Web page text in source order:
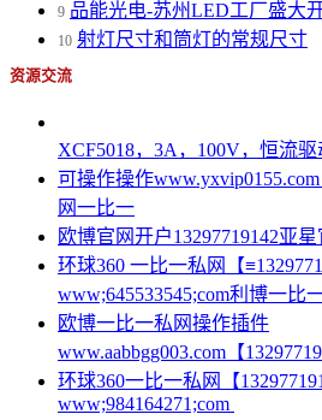
9 品能光电-苏州LED工厂盛大
10 射灯尺寸和筒灯的常规尺寸
资源交流
XCF5018，3A，100V，恒流驱
可操作操作
网一比一
欧博官网开户13297719142亚
环球360 一比一私网【
www;645533545;com利博一比
欧博一比一私网操作插件
www.aabbgg003.com【
环球360一比一私网【
www;984164271;com